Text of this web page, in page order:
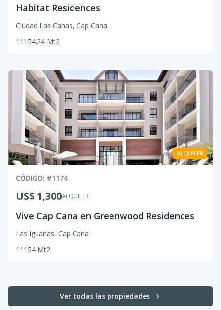
Habitat Residences
Ciudad Las Canas, Cap Cana
1 1 1 54.24 Mt2
ALQUILER
CÓDIGO: #1174
ALQUILER
US$ 1,300
Vive Cap Cana en Greenwood Residences
Las Iguanas, Cap Cana
1 1 1 54 Mt2
Ver todas las propiedades